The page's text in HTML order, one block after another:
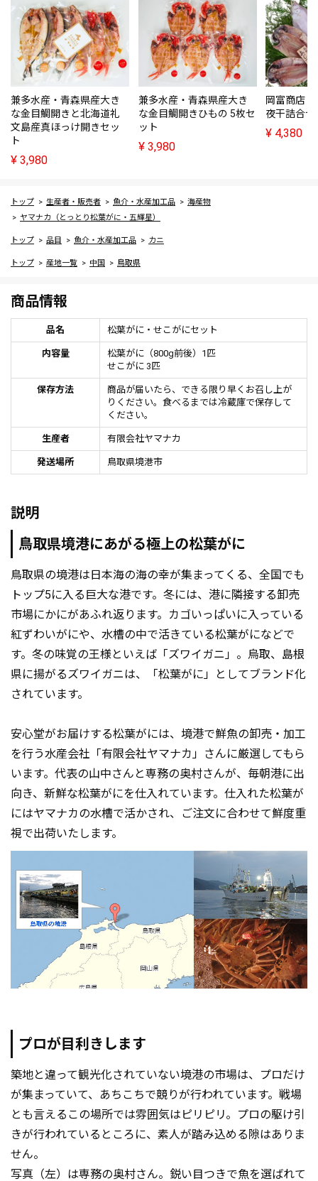
兼多水産・青森県産大き
な金目鯛開きと北海道礼
文島産真ほっけ開きセッ
ト
¥ 3,980
兼多水産・青森県産大き
な金目鯛開きひもの 5枚セ
ット
¥ 3,980
岡富商店
夜干詰合
¥ 4,380
トップ 生産者・販売者 魚介・水産加工品
海産物
ヤマナカ（とっとり松葉がに・五輝星）
トップ 品目 魚介・水産加工品 カニ
トップ 産地一覧 中国 鳥取県
商品情報
品名 松葉がに・せこがにセット
内容量
松葉がに（800g前後）1匹
せこがに 3匹
保存方法
商品が届いたら、できる限り早くお召し上が
りください。食べるまでは冷蔵庫で保存して
ください。
生産者 有限会社ヤマナカ
発送場所 鳥取県境港市
説明
鳥取県境港にあがる極上の松葉がに
鳥取県の境港は日本海の海の幸が集まってくる、全国でも
トップ5に入る巨大な港です。冬には、港に隣接する卸売
市場にかにがあふれ返ります。カゴいっぱいに入っている
紅ずわいがにや、水槽の中で活きている松葉がになどで
す。冬の味覚の王様といえば「ズワイガニ」。烏取、島根
県に揚がるズワイガニは、「松葉がに」としてブランド化
されています。
安心堂がお届けする松葉がには、境港で鮮魚の卸売・加工
を行う水産会社「有限会社ヤマナカ」さんに厳選してもら
います。代表の山中さんと専務の奥村さんが、毎朝港に出
向き、新鮮な松葉がにを仕入れています。仕入れた松葉が
にはヤマナカの水槽で活かされ、ご注文に合わせて鮮度重
視で出荷いたします。
プロが目利きします
築地と違って観光化されていない境港の市場は、プロだけ
が集まっていて、あちこちで競りが行われています。戦場
とも言えるこの場所では雰囲気はピリピリ。プロの駆け引
きが行われているところに、素人が踏み込める隙はありま
せん。
写真（左）は専務の奥村さん。鋭い目つきで魚を選ばれて